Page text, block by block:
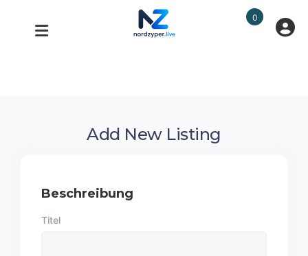
0
Add New Listing
Beschreibung
Titel